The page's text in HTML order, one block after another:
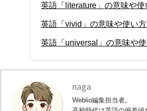
英語「literature」の意味や
英語「vivid」の意味や使い
英語「universal」の意味や
naga
Weblio編集担当者。